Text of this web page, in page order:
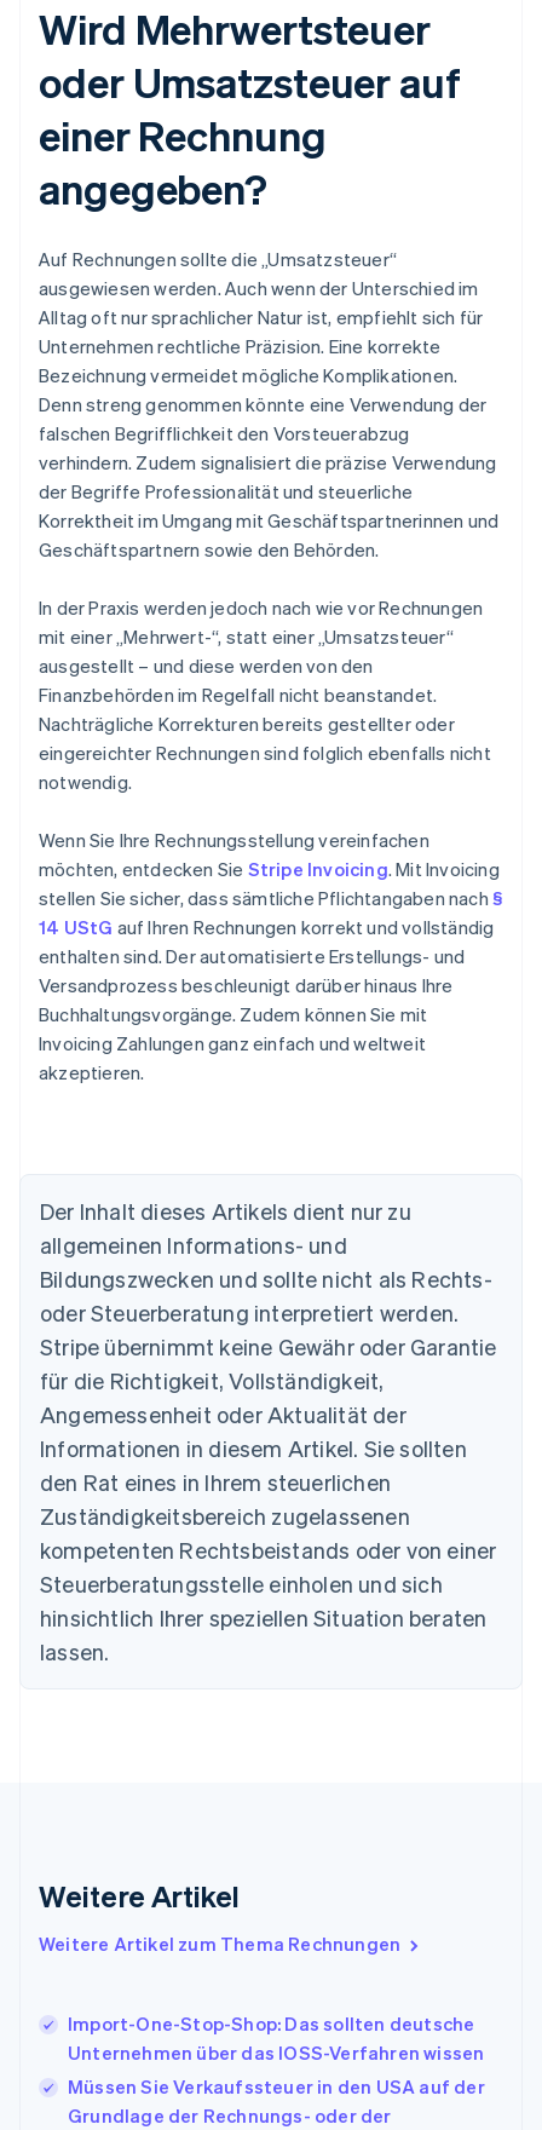
Wird Mehrwertsteuer
oder Umsatzsteuer auf
einer Rechnung
angegeben?
Auf Rechnungen sollte die „Umsatzsteuer“
ausgewiesen werden. Auch wenn der Unterschied im
Alltag oft nur sprachlicher Natur ist, empfiehlt sich für
Unternehmen rechtliche Präzision. Eine korrekte
Bezeichnung vermeidet mögliche Komplikationen.
Denn streng genommen könnte eine Verwendung der
falschen Begrifflichkeit den Vorsteuerabzug
verhindern. Zudem signalisiert die präzise Verwendung
der Begriffe Professionalität und steuerliche
Korrektheit im Umgang mit Geschäftspartnerinnen und
Geschäftspartnern sowie den Behörden.
In der Praxis werden jedoch nach wie vor Rechnungen
mit einer „Mehrwert-“, statt einer „Umsatzsteuer“
ausgestellt – und diese werden von den
Finanzbehörden im Regelfall nicht beanstandet.
Nachträgliche Korrekturen bereits gestellter oder
eingereichter Rechnungen sind folglich ebenfalls nicht
notwendig.
Wenn Sie Ihre Rechnungsstellung vereinfachen
möchten, entdecken Sie Stripe Invoicing. Mit Invoicing
stellen Sie sicher, dass sämtliche Pflichtangaben nach§
14 UStG auf Ihren Rechnungen korrekt und vollständig
enthalten sind. Der automatisierte Erstellungs- und
Versandprozess beschleunigt darüber hinaus Ihre
Buchhaltungsvorgänge. Zudem können Sie mit
Invoicing Zahlungen ganz einfach und weltweit
akzeptieren.
Der Inhalt dieses Artikels dient nur zu
allgemeinen Informations- und
Bildungszwecken und sollte nicht als Rechts-
oder Steuerberatung interpretiert werden.
Stripe übernimmt keine Gewähr oder Garantie
für die Richtigkeit, Vollständigkeit,
Angemessenheit oder Aktualität der
Informationen in diesem Artikel. Sie sollten
den Rat eines in Ihrem steuerlichen
Zuständigkeitsbereich zugelassenen
kompetenten Rechtsbeistands oder von einer
Steuerberatungsstelle einholen und sich
hinsichtlich Ihrer speziellen Situation beraten
lassen.
Weitere Artikel
Weitere Artikel zum Thema Rechnungen
Import-One-Stop-Shop: Das sollten deutsche
Unternehmen über das IOSS-Verfahren wissen
Müssen Sie Verkaufssteuer in den USA auf der
Grundlage der Rechnungs- oder der
Australien
English
Belgien
NederlandsFrançais DeutschEnglish
Português English
Bulgarien
English
Dänemark
English
Deutschland
Estland
Griechenland
English
Italien
ItalianoEnglish
Japan